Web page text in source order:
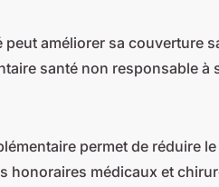
peut améliorer sa couverture
santé non responsable
permet de réduire
honoraires médicaux et